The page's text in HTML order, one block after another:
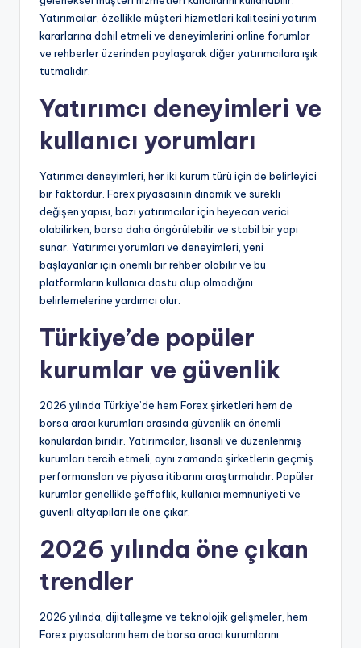
Yatırımcılar, özellikle müşteri hizmetleri kalitesini yatırım
kararlarına dahil etmeli ve deneyimlerini online forumlar
ve rehberler üzerinden paylaşarak diğer yatırımcılara ışık
tutmalıdır.
Yatırımcı deneyimleri ve
kullanıcı yorumları
Yatırımcı deneyimleri, her iki kurum türü için de belirleyici
bir faktördür. Forex piyasasının dinamik ve sürekli
değişen yapısı, bazı yatırımcılar için heyecan verici
olabilirken, borsa daha öngörülebilir ve stabil bir yapı
sunar. Yatırımcı yorumları ve deneyimleri, yeni
başlayanlar için önemli bir rehber olabilir ve bu
platformların kullanıcı dostu olup olmadığını
belirlemelerine yardımcı olur.
Türkiye’de popüler
kurumlar ve güvenlik
2026 yılında Türkiye’de hem Forex şirketleri hem de
borsa aracı kurumları arasında güvenlik en önemli
konulardan biridir. Yatırımcılar, lisanslı ve düzenlenmiş
kurumları tercih etmeli, aynı zamanda şirketlerin geçmiş
performansları ve piyasa itibarını araştırmalıdır. Popüler
kurumlar genellikle şeffaflık, kullanıcı memnuniyeti ve
güvenli altyapıları ile öne çıkar.
2026 yılında öne çıkan
trendler
2026 yılında, dijitalleşme ve teknolojik gelişmeler, hem
Forex piyasalarını hem de borsa aracı kurumlarını